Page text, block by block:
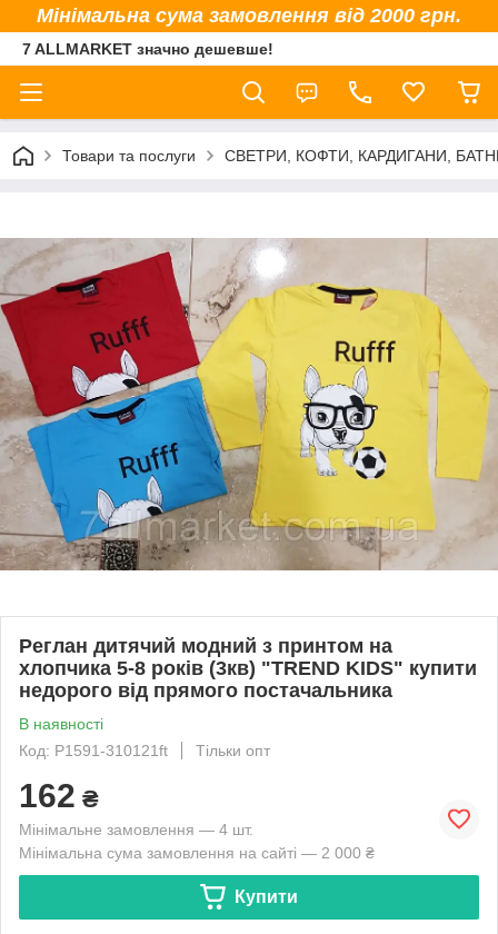
Мінімальна сума замовлення від 2000 грн.
7 ALLMARKET значно дешевше!
Товари та послуги СВЕТРИ, КОФТИ, КАРДИГАНИ,
Реглан дитячий модний з принтом на
хлопчика 5-8 років (3кв) "TREND KIDS" купити
недорого від прямого постачальника
В наявності
Код: P1591-310121ft
Тільки опт
162 ₴
Мінімальне замовлення — 4 шт.
Мінімальна сума замовлення на сайті — 2 000 ₴
Купити